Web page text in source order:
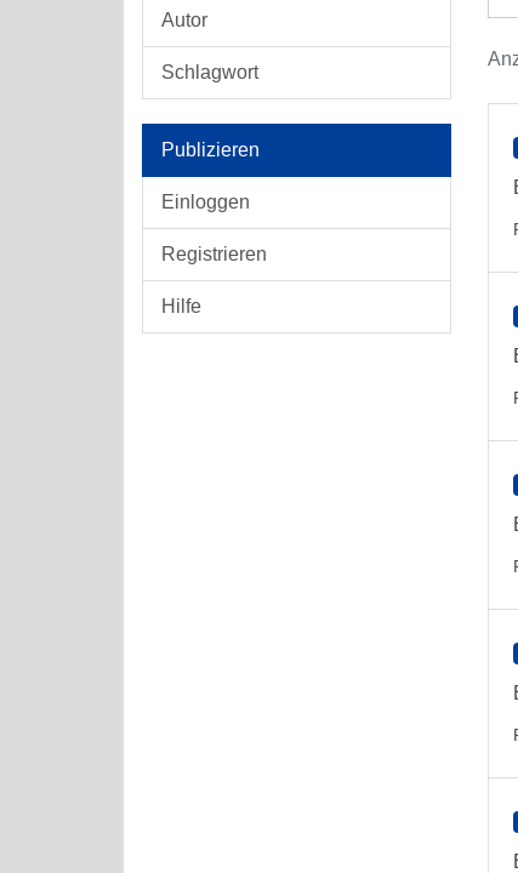
Autor
Schlagwort
Publizieren
Einloggen
Registrieren
Hilfe